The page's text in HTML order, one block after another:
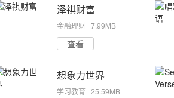
泽祺财富
金融理财 | 7.99MB
查看
想象力世界
学习教育 | 25.59MB